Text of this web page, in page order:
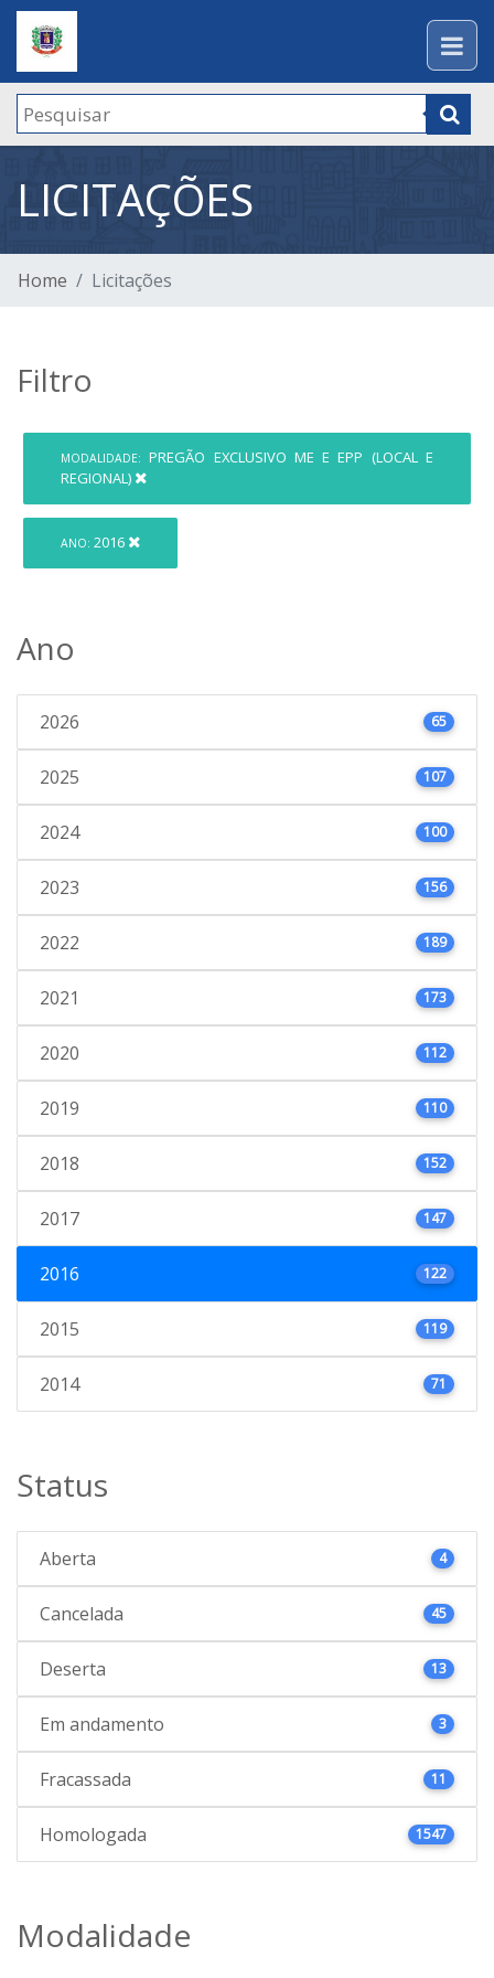
LICITAÇÕES
Home Licitações
Filtro
MODALIDADE: PREGÃO EXCLUSIVO ME E EPP (LOCAL E
REGIONAL)
ANO: 2016
Ano
2026 65
2025 107
2024 100
2023 156
2022 189
2021 173
2020 112
2019 110
2018 152
2017 147
2016 122
2015 119
2014 71
Status
Aberta 4
Cancelada 45
Deserta 13
Em andamento 3
Fracassada 11
Homologada 1547
Modalidade